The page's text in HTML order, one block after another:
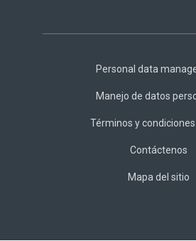
Footer
Personal data
Manejo de datos
Términos y
Contáctenos
Mapa del sitio